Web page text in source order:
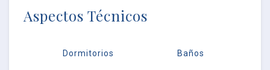
Aspectos Técnicos
Dormitorios Baños